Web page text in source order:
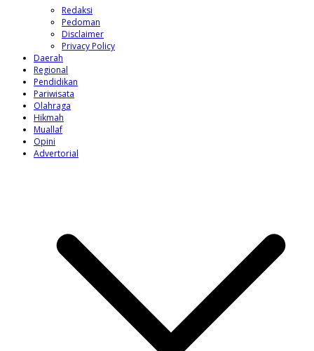
Redaksi
Pedoman
Disclaimer
Privacy Policy
Daerah
Regional
Pendidikan
Pariwisata
Olahraga
Hikmah
Muallaf
Opini
Advertorial